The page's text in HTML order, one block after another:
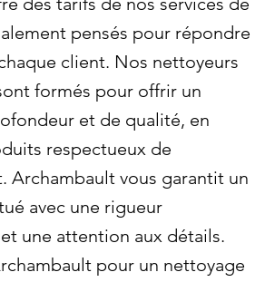
pensés pour répondre
client. Nos nettoyeurs
formés pour offrir un
et de qualité, en
respectueux de
Archambault vous garantit un
avec une rigueur
une attention aux détails.
pour un nettoyage